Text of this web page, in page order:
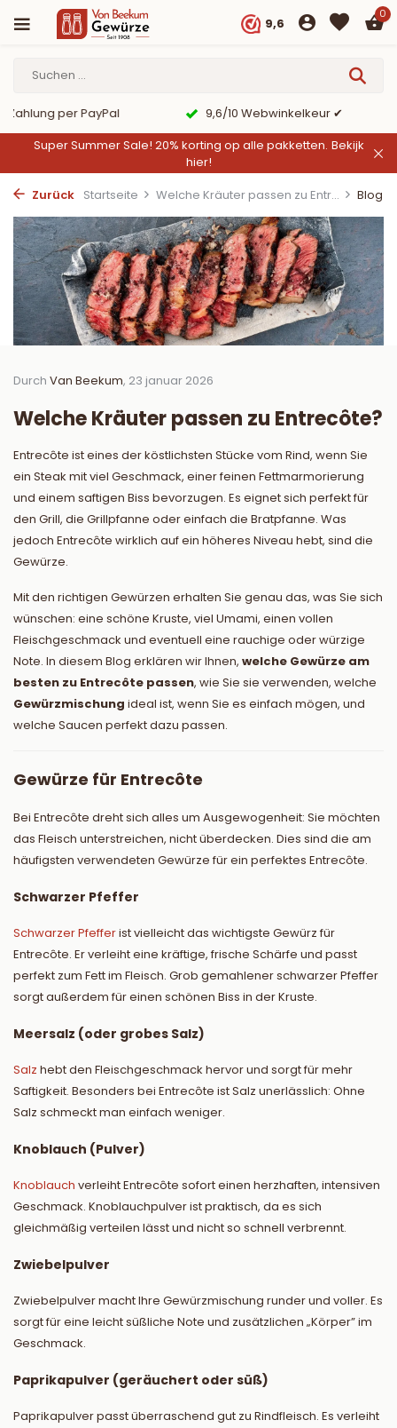
9,6
0
PayPal
9,6/10 Webwinkelkeur ✔
Super Summer Sale! 20% korting op alle pakketten. Bekijk
hier!
Zurück Startseite Welche Kräuter passen zu Entr... Blog
Durch Van Beekum, 23 januar 2026
Welche Kräuter passen zu Entrecôte?
Entrecôte ist eines der köstlichsten Stücke vom Rind, wenn Sie
ein Steak mit viel Geschmack, einer feinen Fettmarmorierung
und einem saftigen Biss bevorzugen. Es eignet sich perfekt für
den Grill, die Grillpfanne oder einfach die Bratpfanne. Was
jedoch Entrecôte wirklich auf ein höheres Niveau hebt, sind die
Gewürze.
Mit den richtigen Gewürzen erhalten Sie genau das, was Sie sich
wünschen: eine schöne Kruste, viel Umami, einen vollen
Fleischgeschmack und eventuell eine rauchige oder würzige
Note. In diesem Blog erklären wir Ihnen, welche Gewürze am
besten zu Entrecôte passen, wie Sie sie verwenden, welche
Gewürzmischung ideal ist, wenn Sie es einfach mögen, und
welche Saucen perfekt dazu passen.
Gewürze für Entrecôte
Bei Entrecôte dreht sich alles um Ausgewogenheit: Sie möchten
das Fleisch unterstreichen, nicht überdecken. Dies sind die am
häufigsten verwendeten Gewürze für ein perfektes Entrecôte.
Schwarzer Pfeffer
Schwarzer Pfefferist vielleicht das wichtigste Gewürz für
Entrecôte. Er verleiht eine kräftige, frische Schärfe und passt
perfekt zum Fett im Fleisch. Grob gemahlener schwarzer Pfeffer
sorgt außerdem für einen schönen Biss in der Kruste.
Meersalz (oder grobes Salz)
Salz hebt den Fleischgeschmack hervor und sorgt für mehr
Saftigkeit. Besonders bei Entrecôte ist Salz unerlässlich: Ohne
Salz schmeckt man einfach weniger.
Knoblauch (Pulver)
Knoblauch verleiht Entrecôte sofort einen herzhaften, intensiven
Geschmack. Knoblauchpulver ist praktisch, da es sich
gleichmäßig verteilen lässt und nicht so schnell verbrennt.
Zwiebelpulver
Zwiebelpulver macht Ihre Gewürzmischung runder und voller. Es
sorgt für eine leicht süßliche Note und zusätzlichen „Körper” im
Geschmack.
Paprikapulver (geräuchert oder süß)
Paprikapulver passt überraschend gut zu Rindfleisch. Es verleiht